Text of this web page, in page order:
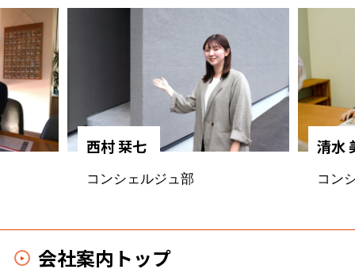
西村 栞七
コンシェルジュ部
清水
コン
会社案内トップ